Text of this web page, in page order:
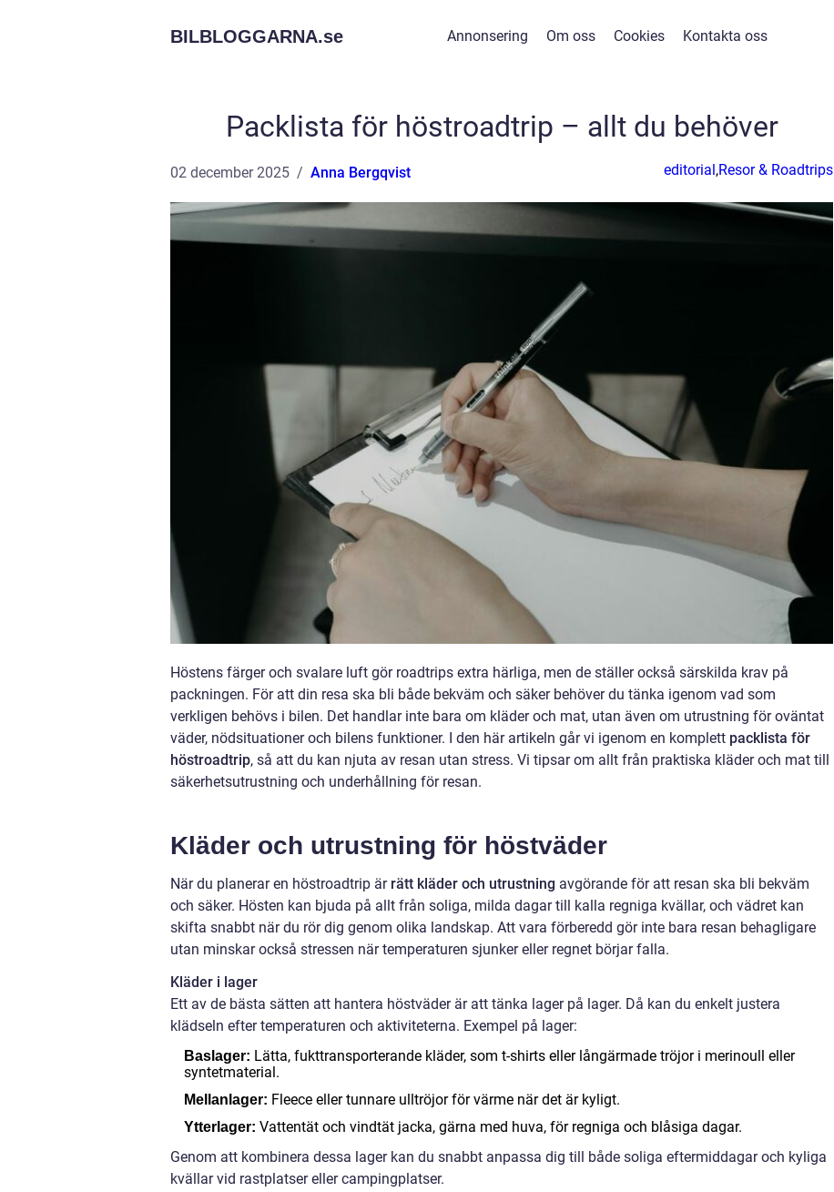
BILBLOGGARNA.se Annonsering Om oss Cookies Kontakta oss
Packlista för höstroadtrip – allt du behöver
02 december 2025 Anna Bergqvist editorial,Resor & Roadtrips
Höstens färger och svalare luft gör roadtrips extra härliga, men de ställer också särskilda krav på
packningen. För att din resa ska bli både bekväm och säker behöver du tänka igenom vad som
verkligen behövs i bilen. Det handlar inte bara om kläder och mat, utan även om utrustning för oväntat
väder, nödsituationer och bilens funktioner. I den här artikeln går vi igenom en komplett packlista för
höstroadtrip, så att du kan njuta av resan utan stress. Vi tipsar om allt från praktiska kläder och mat till
säkerhetsutrustning och underhållning för resan.
Kläder och utrustning för höstväder
När du planerar en höstroadtrip är rätt kläder och utrustning avgörande för att resan ska bli bekväm
och säker. Hösten kan bjuda på allt från soliga, milda dagar till kalla regniga kvällar, och vädret kan
skifta snabbt när du rör dig genom olika landskap. Att vara förberedd gör inte bara resan behagligare
utan minskar också stressen när temperaturen sjunker eller regnet börjar falla.
Kläder i lager
Ett av de bästa sätten att hantera höstväder är att tänka lager på lager. Då kan du enkelt justera
klädseln efter temperaturen och aktiviteterna. Exempel på lager:
Baslager: Lätta, fukttransporterande kläder, som t-shirts eller långärmade tröjor i merinoull eller
syntetmaterial.
Mellanlager: Fleece eller tunnare ulltröjor för värme när det är kyligt.
Ytterlager: Vattentät och vindtät jacka, gärna med huva, för regniga och blåsiga dagar.
Genom att kombinera dessa lager kan du snabbt anpassa dig till både soliga eftermiddagar och kyliga
kvällar vid rastplatser eller campingplatser.